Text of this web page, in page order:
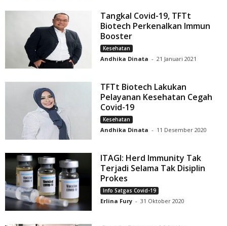
Tangkal Covid-19, TFTt
Biotech Perkenalkan Immun
Booster
Kesehatan
Andhika Dinata - 21 Januari 2021
TFTt Biotech Lakukan
Pelayanan Kesehatan Cegah
Covid-19
Kesehatan
Andhika Dinata - 11 Desember 2020
ITAGI: Herd Immunity Tak
Terjadi Selama Tak Disiplin
Prokes
Info Satgas Covid-19
Erlina Fury - 31 Oktober 2020